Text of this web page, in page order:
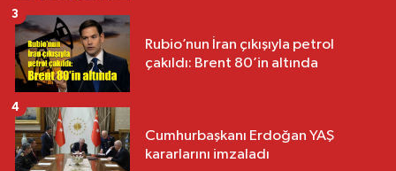
Rubio’nun İran çıkışıyla petrol
çakıldı: Brent 80’in altında
3
Cumhurbaşkanı Erdoğan YAŞ
kararlarını imzaladı
4